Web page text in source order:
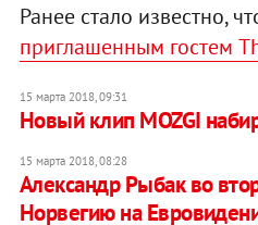
Ранее стало известно,
приглашенным гостем
15 марта 2018, 09:31
Новый клип MOZGI
15 марта 2018, 08:28
Александр Рыбак во
Норвегию на